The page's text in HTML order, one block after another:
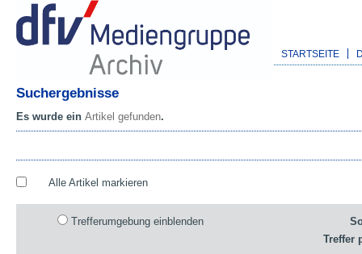
STARTSEITE
Suchergebnisse
Es wurde ein Artikel gefunden.
Alle Artikel markieren
Trefferumgebung einblenden
Treffer